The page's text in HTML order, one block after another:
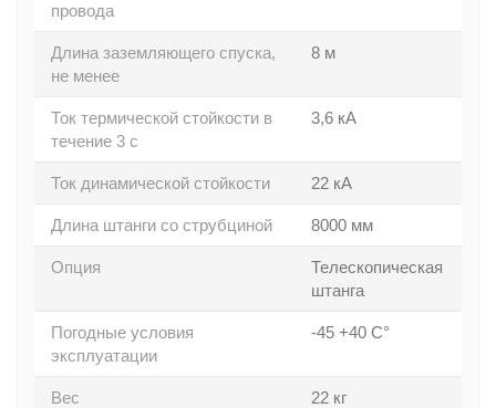
провода
Длина заземляющего спуска,
не менее
8 м
Ток термической стойкости в
течение 3 с
3,6 кА
Ток динамической стойкости 22 кА
Длина штанги со струбциной 8000 мм
Опция
Телескопическая
штанга
Погодные условия
эксплуатации
-45 +40 С°
Вес 22 кг